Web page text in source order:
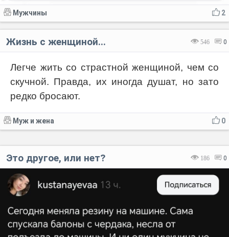
2
Мужчины
546 0
Жизнь с женщиной...
Легче жить со страстной женщиной, чем со
скучной. Правда, их иногда душат, но зато
редко бросают.
0
Муж и жена
186 0
Это другое, или нет?